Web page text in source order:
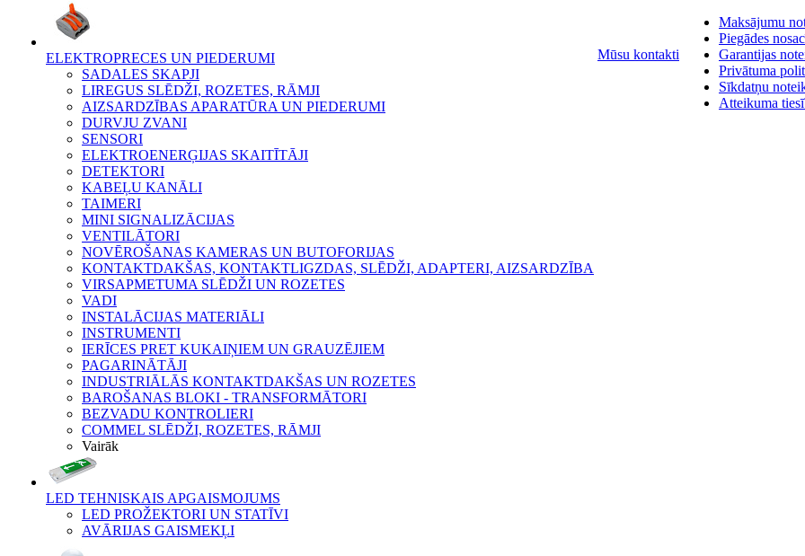
ELEKTROPRECES UN PIEDERUMI
SADALES SKAPJI
LIREGUS SLĒDŽI, ROZETES, RĀMJI
AIZSARDZĪBAS APARATŪRA UN PIEDERUMI
DURVJU ZVANI
SENSORI
ELEKTROENERĢIJAS SKAITĪTĀJI
DETEKTORI
KABEĻU KANĀLI
TAIMERI
MINI SIGNALIZĀCIJAS
VENTILĀTORI
NOVĒROŠANAS KAMERAS UN BUTOFORIJAS
KONTAKTDAKŠAS, KONTAKTLIGZDAS, SLĒDŽI, ADAPTERI, AIZSARDZĪBA
VIRSAPMETUMA SLĒDŽI UN ROZETES
VADI
INSTALĀCIJAS MATERIĀLI
INSTRUMENTI
IERĪCES PRET KUKAIŅIEM UN GRAUZĒJIEM
PAGARINĀTĀJI
INDUSTRIĀLĀS KONTAKTDAKŠAS UN ROZETES
BAROŠANAS BLOKI - TRANSFORMĀTORI
BEZVADU KONTROLIERI
COMMEL SLĒDŽI, ROZETES, RĀMJI
Vairāk
LED TEHNISKAIS APGAISMOJUMS
LED PROŽEKTORI UN STATĪVI
AVĀRIJAS GAISMEKĻI
Mūsu kontakti
Maksājumu
Piegādes
Garantijas
Privātuma
Sīkdatņu
Atteikuma